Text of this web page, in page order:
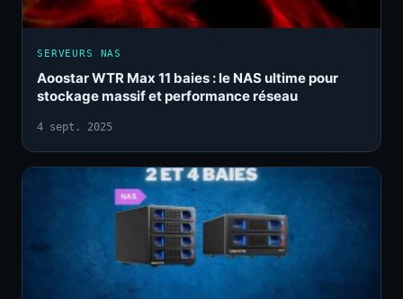
SERVEURS NAS
Aoostar WTR Max 11 baies : le NAS ultime pour
stockage massif et performance réseau
4 sept. 2025